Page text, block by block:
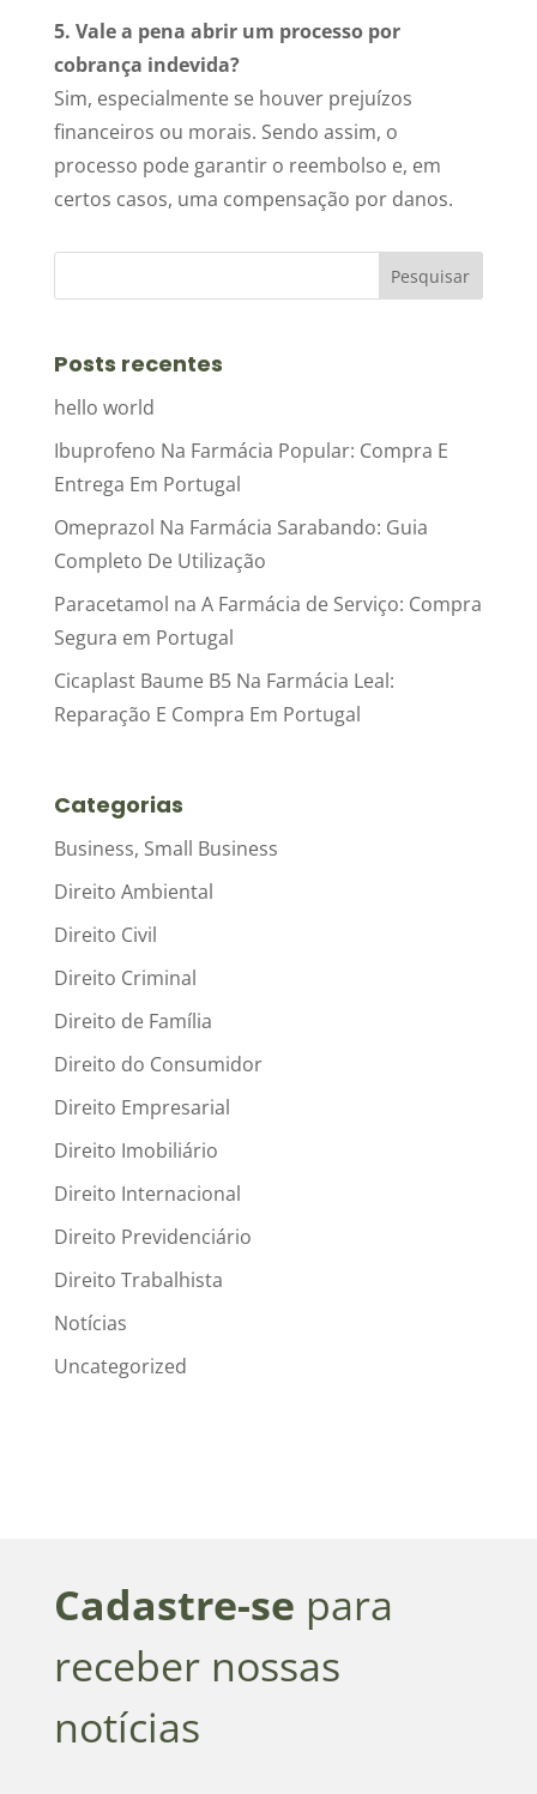
5. Vale a pena abrir um processo por
cobrança indevida?
Sim, especialmente se houver prejuízos
financeiros ou morais. Sendo assim, o
processo pode garantir o reembolso e, em
certos casos, uma compensação por danos.
Posts recentes
hello world
Ibuprofeno Na Farmácia Popular: Compra E
Entrega Em Portugal
Omeprazol Na Farmácia Sarabando: Guia
Completo De Utilização
Paracetamol na A Farmácia de Serviço: Compra
Segura em Portugal
Cicaplast Baume B5 Na Farmácia Leal:
Reparação E Compra Em Portugal
Categorias
Business, Small Business
Direito Ambiental
Direito Civil
Direito Criminal
Direito de Família
Direito do Consumidor
Direito Empresarial
Direito Imobiliário
Direito Internacional
Direito Previdenciário
Direito Trabalhista
Notícias
Uncategorized
Cadastre-se para
receber nossas
notícias